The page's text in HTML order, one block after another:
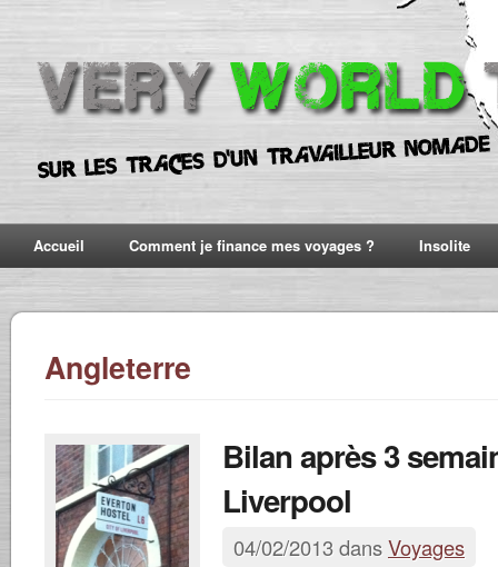
Accueil Comment je finance mes voyages ? Insolite
Angleterre
Bilan après 3
Liverpool
04/02/2013 dansVoyages